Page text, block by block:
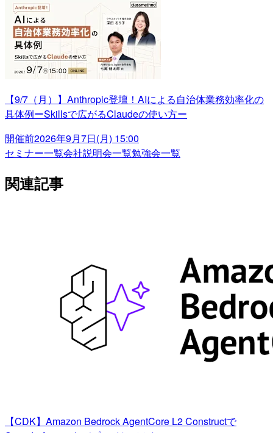
【9/7（月）】Anthropic登壇！AIによる自治体業務効率化の
具体例ーSkillsで広がるClaudeの使い方ー
開催前2026年9月7日(月) 15:00
セミナー一覧会社説明会一覧勉強会一覧
関連記事
【CDK】Amazon Bedrock AgentCore L2 Constructで